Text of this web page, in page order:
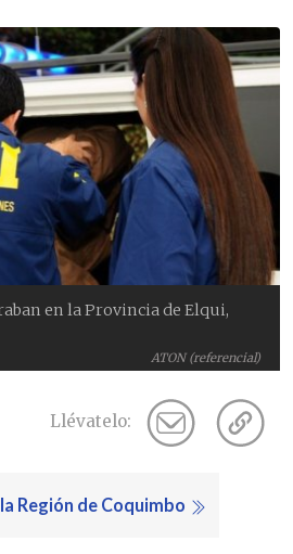
ATON (referencial)
en la Provincia de Elqui,
Llévatelo:
Región de Coquimbo